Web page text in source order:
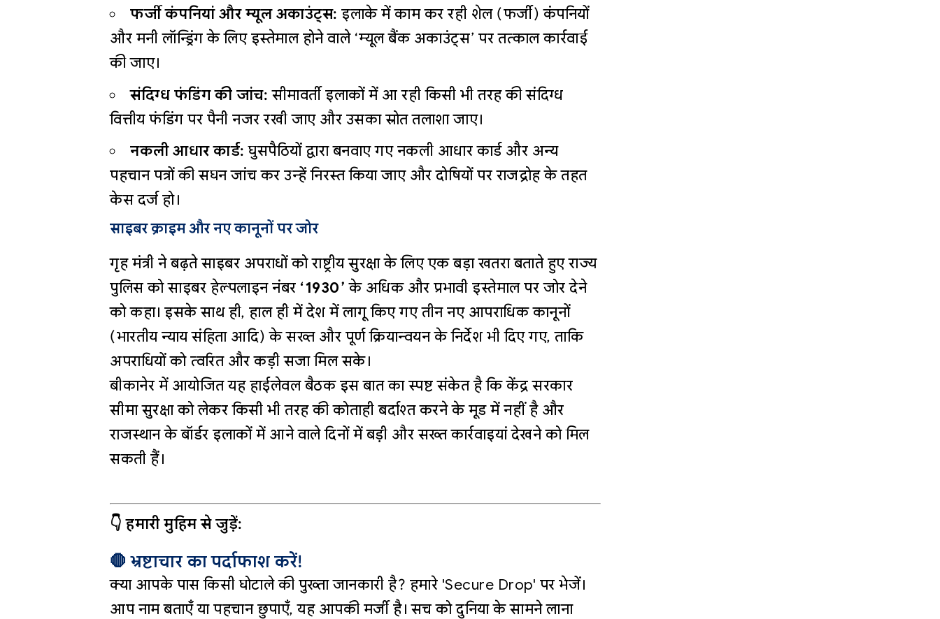
फर्जी कंपनियां और म्यूल अकाउंट्स: इलाके में काम कर रही शेल (फर्जी) कंपनियों
और मनी लॉन्ड्रिंग के लिए इस्तेमाल होने वाले ‘म्यूल बैंक अकाउंट्स’ पर तत्काल कार्रवाई
की जाए।
संदिग्ध फंडिंग की जांच: सीमावर्ती इलाकों में आ रही किसी भी तरह की संदिग्ध
वित्तीय फंडिंग पर पैनी नजर रखी जाए और उसका स्रोत तलाशा जाए।
नकली आधार कार्ड: घुसपैठियों द्वारा बनवाए गए नकली आधार कार्ड और अन्य
पहचान पत्रों की सघन जांच कर उन्हें निरस्त किया जाए और दोषियों पर राजद्रोह के तहत
केस दर्ज हो।
साइबर क्राइम और नए कानूनों पर जोर
गृह मंत्री ने बढ़ते साइबर अपराधों को राष्ट्रीय सुरक्षा के लिए एक बड़ा खतरा बताते हुए राज्य
पुलिस को साइबर हेल्पलाइन नंबर‘1930’ के अधिक और प्रभावी इस्तेमाल पर जोर देने
को कहा। इसके साथ ही, हाल ही में देश में लागू किए गए तीन नए आपराधिक कानूनों
(भारतीय न्याय संहिता आदि) के सख्त और पूर्ण क्रियान्वयन के निर्देश भी दिए गए, ताकि
अपराधियों को त्वरित और कड़ी सजा मिल सके।
बीकानेर में आयोजित यह हाईलेवल बैठक इस बात का स्पष्ट संकेत है कि केंद्र सरकार
सीमा सुरक्षा को लेकर किसी भी तरह की कोताही बर्दाश्त करने के मूड में नहीं है और
राजस्थान के बॉर्डर इलाकों में आने वाले दिनों में बड़ी और सख्त कार्रवाइयां देखने को मिल
सकती हैं।
👇 हमारी मुहिम से जुड़ें:
🛑 भ्रष्टाचार का पर्दाफाश करें!
क्या आपके पास किसी घोटाले की पुख्ता जानकारी है? हमारे 'Secure Drop' पर भेजें।
आप नाम बताएँ या पहचान छुपाएँ, यह आपकी मर्जी है। सच को दुनिया के सामने लाना